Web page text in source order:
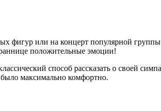
фигур или на концерт популярной
положительные эмоции!
способ рассказать о своей
максимально комфортно.